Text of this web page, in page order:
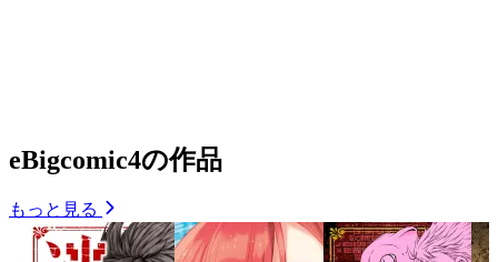
eBigcomic4の作品
もっと見る